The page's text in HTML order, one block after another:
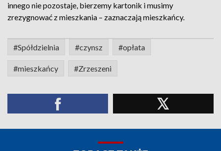
innego nie pozostaje, bierzemy kartonik i musimy
zrezygnować z mieszkania – zaznaczają mieszkańcy.
#Spółdzielnia #czynsz #opłata
#mieszkańcy #Zrzeszeni